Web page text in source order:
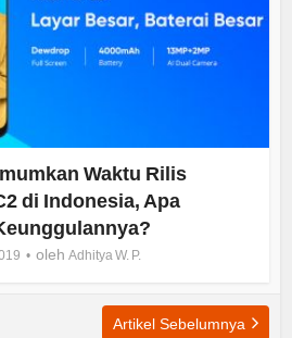
Waktu Rilis
di Indonesia, Apa
oleh Adhitya W. P.
Artikel Sebelumnya